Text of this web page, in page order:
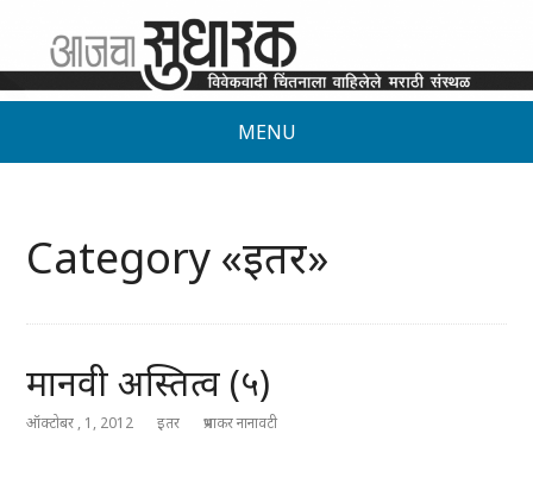
MENU
Category «इतर»
मानवी अस्तित्व (५)
ऑक्टोबर , 1, 2012 इतर प्रभाकर नानावटी